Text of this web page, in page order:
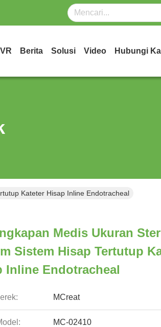
Berita Solusi Video Hubungi
Kateter Hisap Inline Endotracheal
Medis Ukuran
Sistem Hisap Tertutup
Inline Endotracheal
MCreat
MC-02410